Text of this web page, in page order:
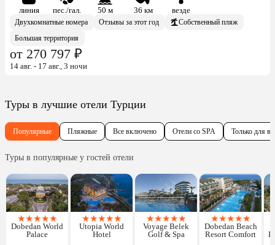
линия пес./гал. 50 м 36 км
везде
Двухкомнатные номера
Отзывы за этот год
Собственный пляж
Большая территория
от 270 797 ₽
14 авг. - 17 авг., 3 ночи
Туры в лучшие отели Турции
Популярные Пляжные Все включено Отели со SPA Только для
Туры в популярные у гостей отели
★★★★★
Dobedan World
Palace
★★★★★
Utopia World
Hotel
★★★★★
Voyage Belek
Golf & Spa
★★★★★
Dobedan Beach
Resort Comfort